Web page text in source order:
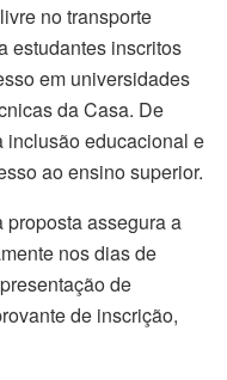
no transporte
estudantes inscritos
em universidades
da Casa. De
inclusão educacional e
ao ensino superior.
assegura a
nos dias de
de
de inscrição,